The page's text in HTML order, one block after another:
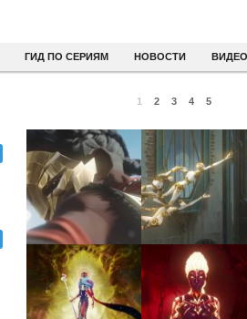
ГИД ПО СЕРИЯМ НОВОСТИ ВИДЕО
1 2 3 4 5